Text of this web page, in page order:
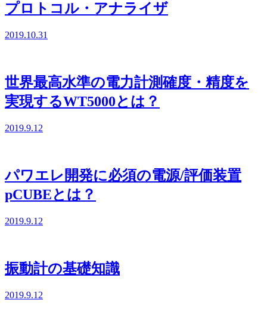
プロトコル・アナライザ
2019.10.31
世界最高水準の電力計測確度・精度を
実現するWT5000とは？
2019.9.12
パワエレ開発に必須の電源/評価装置
pCUBEとは？
2019.9.12
振動計の基礎知識
2019.9.12